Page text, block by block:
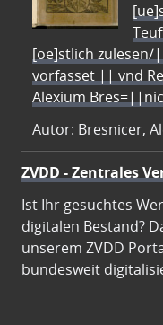
[oe]stlich
vorfasset || vnd
Alexium
Autor: Bresnicer,
ZVDD - Zentrales
Ist Ihr gesuchtes
digitalen Bestand?
unserem ZVDD
bundesweit